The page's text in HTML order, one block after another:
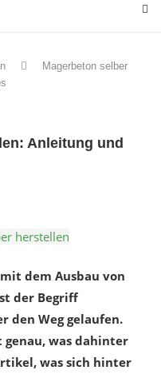
Magerbeton selber
Anleitung und
dem Ausbau von
der Begriff
den Weg gelaufen.
genau, was dahinter
was sich hinter